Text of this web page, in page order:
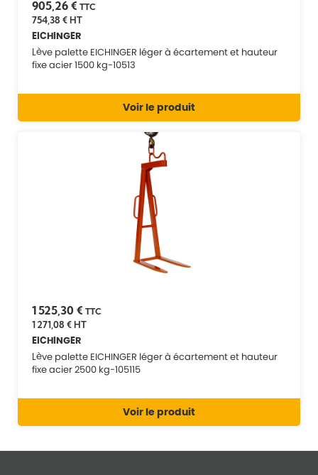
905,26 € TTC
754,38 €HT
EICHINGER
Lève palette EICHINGER léger à écartement et hauteur
fixe acier 1500 kg-10513
Voir le produit
1 525,30 € TTC
1 271,08 €HT
EICHINGER
Lève palette EICHINGER léger à écartement et hauteur
fixe acier 2500 kg-105115
Voir le produit